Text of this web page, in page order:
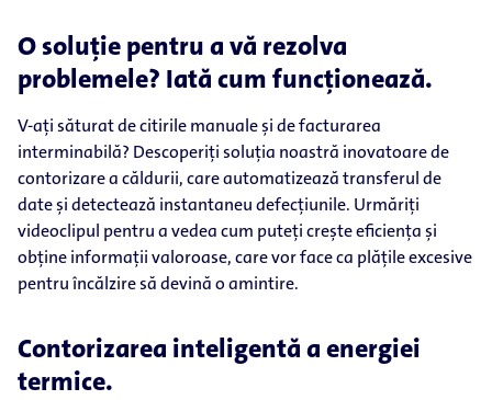
O soluție pentru a vă rezolva
problemele? Iată cum funcționează.
V-ați săturat de citirile manuale și de facturarea
interminabilă? Descoperiți soluția noastră inovatoare de
contorizare a căldurii, care automatizează transferul de
date și detectează instantaneu defecțiunile. Urmăriți
videoclipul pentru a vedea cum puteți crește eficiența și
obține informații valoroase, care vor face ca plățile excesive
pentru încălzire să devină o amintire.
Contorizarea inteligentă a energiei
termice.